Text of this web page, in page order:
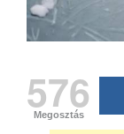
576
Megosztás